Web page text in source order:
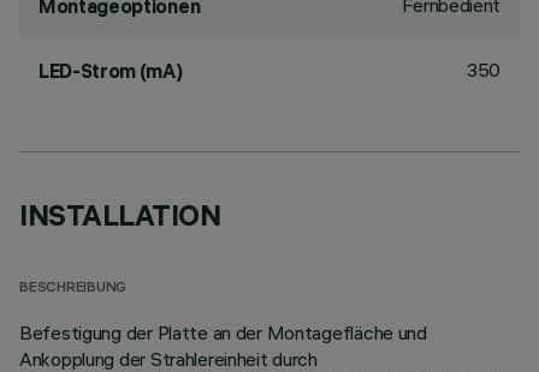
Montageoptionen Fernbedient
LED-Strom (mA) 350
INSTALLATION
BESCHREIBUNG
Befestigung der Platte an der Montagefläche und
Ankopplung der Strahlereinheit durch